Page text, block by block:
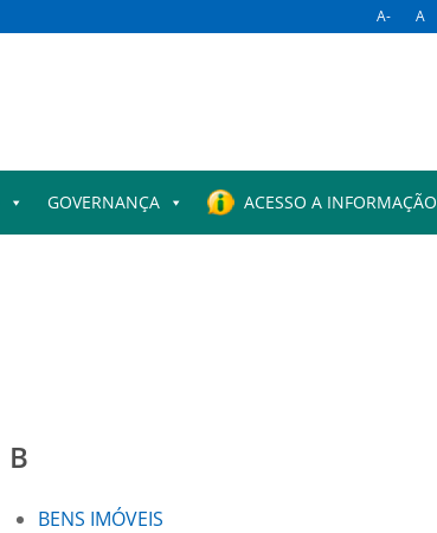
A- A
GOVERNANÇA ACESSO A INFORMAÇÃO
B
BENS IMÓVEIS